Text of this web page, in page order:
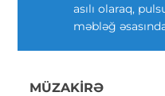
asılı olaraq,
məbləğ
MÜZAKIRƏ